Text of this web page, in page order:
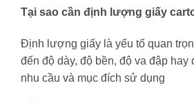
Tại sao cần định lượng giấy
Định lượng giấy là yếu tố quan
đến độ dày, độ bền, độ va đập
nhu cầu và mục đích sử dụng